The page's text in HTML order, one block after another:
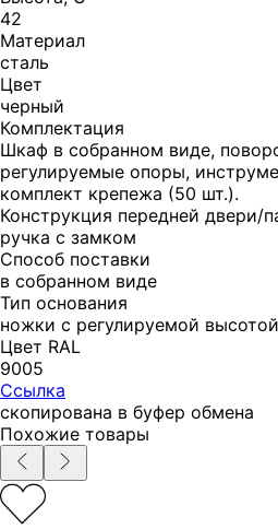
42
Материал
сталь
Цвет
черный
Комплектация
Шкаф в собранном виде,
регулируемые опоры,
комплект крепежа (50 шт.).
Конструкция передней двери/
ручка с замком
Способ поставки
в собранном виде
Тип основания
ножки с регулируемой
Цвет RAL
9005
Ссылка
скопирована в буфер обмена
Похожие товары